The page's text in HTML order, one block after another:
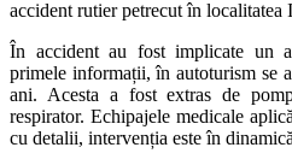
accident rutier petrecut în
În accident au fost implicate un
primele informații, în autoturism se
ani. Acesta a fost extras de
respirator. Echipajele medicale
cu detalii, intervenția este în